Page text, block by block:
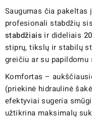
Saugumas čia pakeltas
profesionali stabdžių
stabdžiais ir dideliais
stiprų, tikslų ir stabilų
greičiu ar su papildomu
Komfortas –
(priekinė hidraulinė
efektyviai sugeria
užtikrina maksimalų